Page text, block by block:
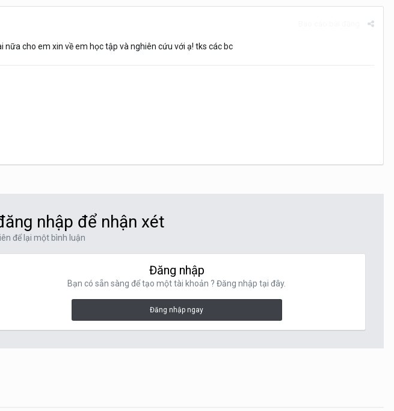
cho em xin về em học tập và nghiên cứu với ạ! tks các bc
nhập để nhận xét
để lại một bình luận
Đăng nhập
Bạn có sẵn sàng để tạo một tài khoản ? Đăng nhập tại đây.
Đăng nhập ngay